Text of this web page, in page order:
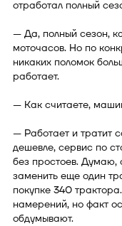
отработал полный
— Да, полный сезон,
моточасов. Но по
никаких поломок
работает.
— Как считаете,
— Работает и тратит
дешевле, сервис по
без простоев. Думаю,
заменить еще один
покупке 340
намерений, но факт
обдумывают.